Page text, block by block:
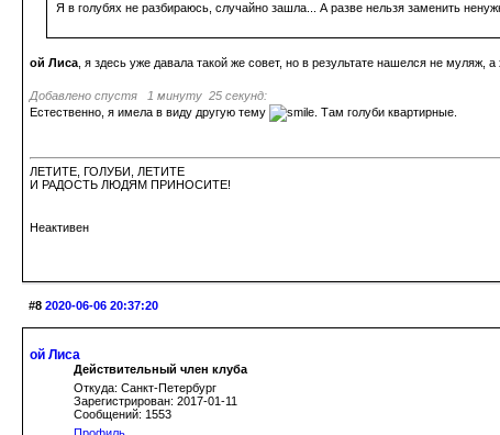
Я в голубях не разбираюсь, случайно зашла... А разве нельзя заменить
ой Лиса , я здесь уже давала такой же совет, но в результате нашелся не муляж,
Добавлено спустя 1 минуту 25 секунд:
Естественно, я имела в виду другую тему
. Там голуби квартирные.
ЛЕТИТЕ, ГОЛУБИ, ЛЕТИТЕ
И РАДОСТЬ ЛЮДЯМ ПРИНОСИТЕ!
Неактивен
#8 2020-06-06 20:37:20
ой Лиса
Действительный член клуба
Откуда: Санкт-Петербург
Зарегистрирован: 2017-01-11
Сообщений: 1553
Профиль